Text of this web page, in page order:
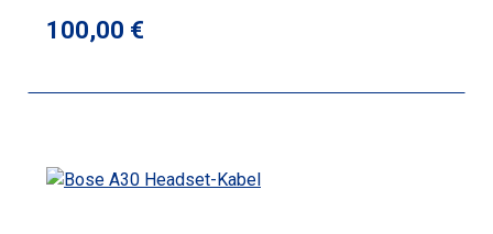
Regulärer Preis:
100,00 €